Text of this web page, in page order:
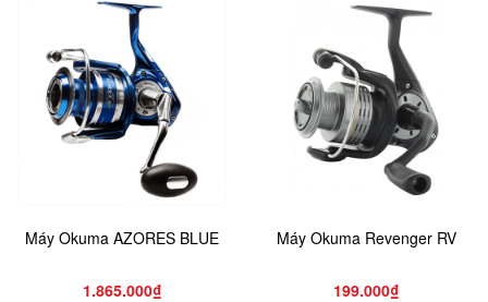
Máy Okuma AZORES BLUE
1.865.000₫
Máy Okuma Revenger RV
199.000₫